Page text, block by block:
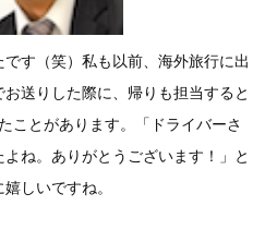
す（笑）私も以前、海外旅行に出
送りした際に、帰りも担当すると
ことがあります。「ドライバーさ
ね。ありがとうございます！」と
しいですね。